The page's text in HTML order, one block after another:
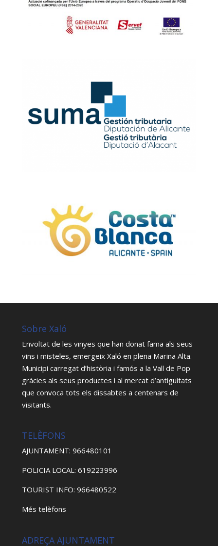
Sobre Xaló
Envoltat de les vinyes que han donat fama als seus
vins i misteles, emergeix Xaló en plena Marina Alta.
Municipi carregat d’història i famós a la Vall de Pop
gràcies als seus productes i al mercat d’antiguitats
que convoca tots els dissabtes a centenars de
visitants.
TELÈFONS
AJUNTAMENT: 966480101
POLICIA LOCAL: 619223996
TOURIST INFO: 966480522
Més telèfons
ADREÇA AJUNTAMENT